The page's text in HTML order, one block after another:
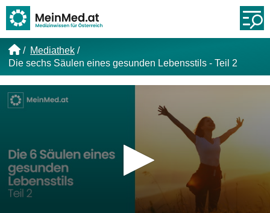
Mediathek
Die sechs Säulen eines gesunden Lebensstils - Teil 2